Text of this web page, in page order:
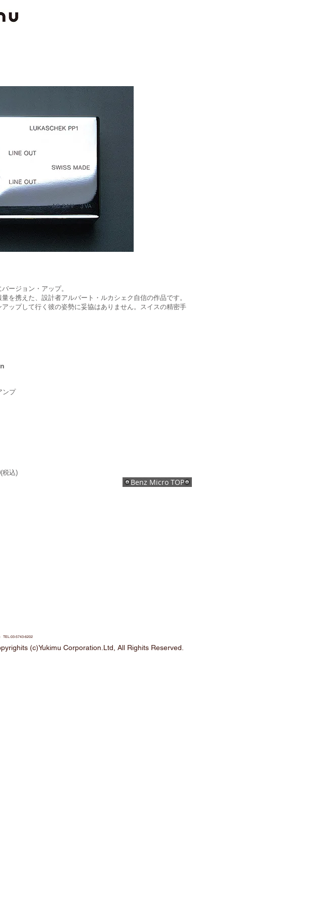
ージョン・アップ。
を携えた、設計者アルバート・ルカシェク自信の作品です。
ップして行く彼の姿勢に妥協はありません。スイスの精密手
プ
)
Benz Micro TOP
TEL:03-5743-6202
(c)Yukimu Corporation.Ltd, All Righits Reserved.